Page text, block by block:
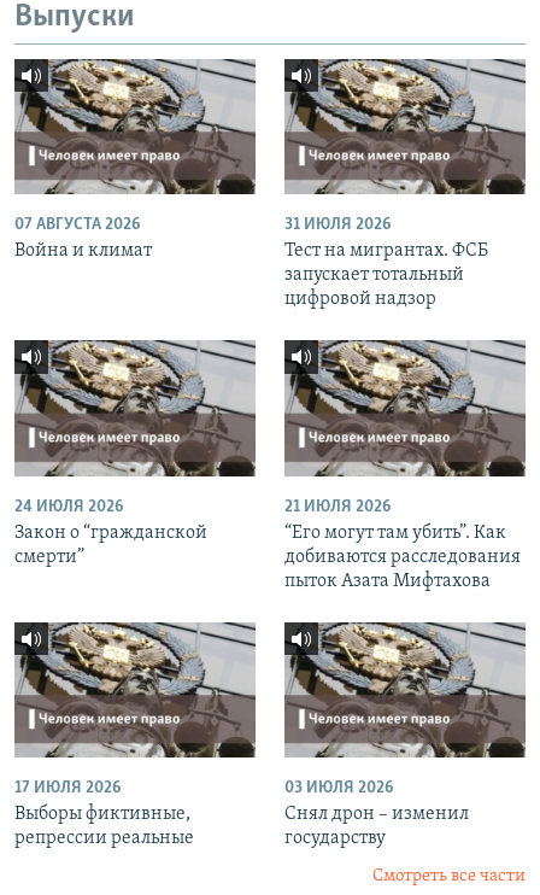
Выпуски
07 АВГУСТА 2026
Война и климат
31 ИЮЛЯ 2026
Тест на мигрантах. ФСБ
запускает тотальный
цифровой надзор
24 ИЮЛЯ 2026
Закон о “гражданской
смерти”
21 ИЮЛЯ 2026
“Его могут там убить”. Как
добиваются расследования
пыток Азата Мифтахова
17 ИЮЛЯ 2026
Выборы фиктивные,
репрессии реальные
03 ИЮЛЯ 2026
Снял дрон – изменил
государству
Смотреть все части